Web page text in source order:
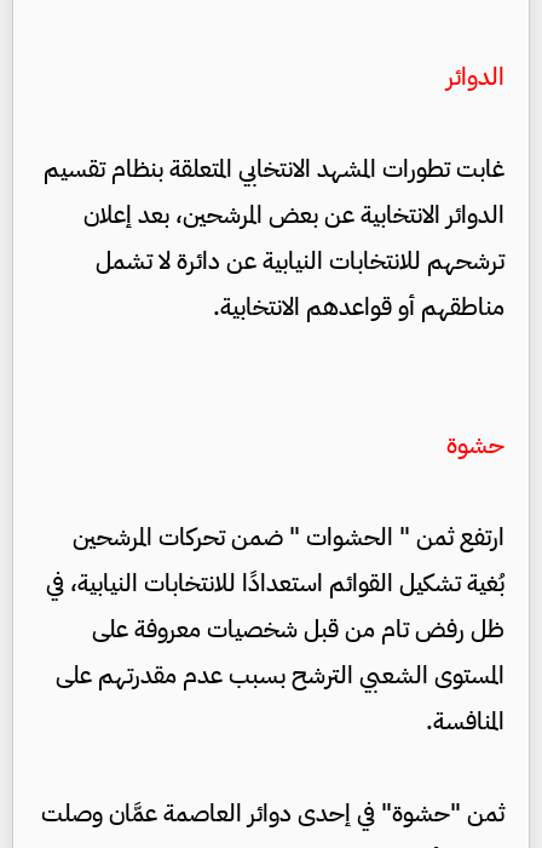
الدوائر
غابت تطورات المشهد الانتخابي المتعلقة بنظام تقسيم
الدوائر الانتخابية عن بعض المرشحين، بعد إعلان
ترشحهم للانتخابات النيابية عن دائرة لا تشمل
مناطقهم أو قواعدهم الانتخابية.
حشوة
ارتفع ثمن " الحشوات " ضمن تحركات المرشحين
بُغية تشكيل القوائم استعدادًا للانتخابات النيابية، في
ظل رفض تام من قبل شخصيات معروفة على
المستوى الشعبي الترشح بسبب عدم مقدرتهم على
المنافسة.
ثمن "حشوة" في إحدى دوائر العاصمة عمَّان وصلت